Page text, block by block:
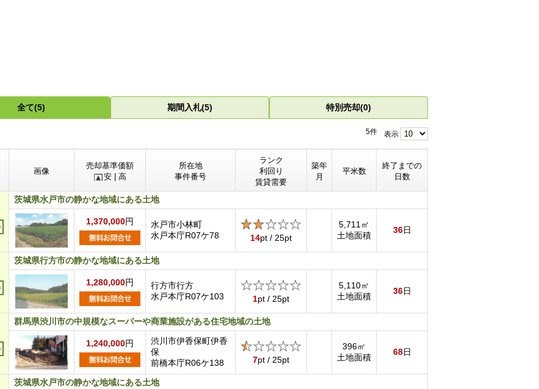
全て(5) 期間入札(5) 特別売却(0)
表示
5件
画像
売却基準価額
安| 高
所在地
事件番号
ランク
利回り
賃貸需要
築年
月
平米数
終了までの
日数
茨城県水戸市の静かな地域にある土地
1,370,000円
水戸市小林町
水戸本庁R07ケ78
14pt / 25pt
5,711㎡
土地面積
36日
茨城県行方市の静かな地域にある土地
1,280,000円
行方市行方
水戸本庁R07ケ103
1pt / 25pt
5,110㎡
土地面積
36日
群馬県渋川市の中規模なスーパーや商業施設がある住宅地域の土地
1,240,000円
渋川市伊香保町伊香
保
前橋本庁R06ケ138
7pt / 25pt
396㎡
土地面積
68日
茨城県水戸市の静かな地域にある土地